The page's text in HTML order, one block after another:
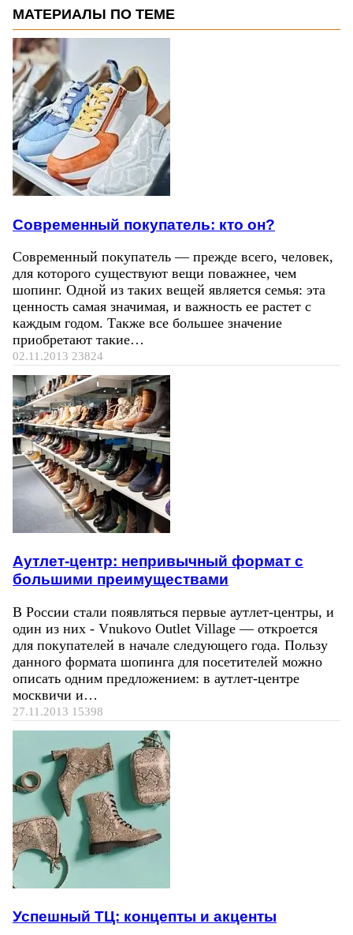
МАТЕРИАЛЫ ПО ТЕМЕ
Современный покупатель: кто он?
Современный покупатель — прежде всего, человек,
для которого существуют вещи поважнее, чем
шопинг. Одной из таких вещей является семья: эта
ценность самая значимая, и важность ее растет с
каждым годом. Также все большее значение
приобретают такие…
02.11.2013 23824
Аутлет-центр: непривычный формат с
большими преимуществами
В России стали появляться первые аутлет-центры, и
один из них - Vnukovo Outlet Village — откроется
для покупателей в начале следующего года. Пользу
данного формата шопинга для посетителей можно
описать одним предложением: в аутлет-центре
москвичи и…
27.11.2013 15398
Успешный ТЦ: концепты и акценты